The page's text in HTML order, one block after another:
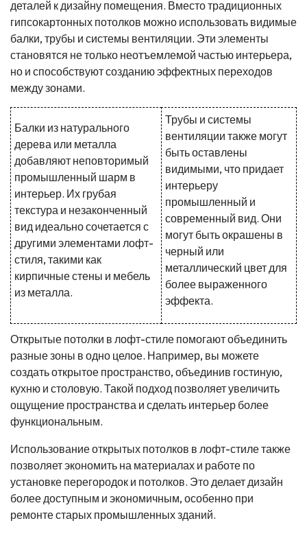
деталей к дизайну помещения. Вместо традиционных
гипсокартонных потолков можно использовать видимые
балки, трубы и системы вентиляции. Эти элементы
становятся не только неотъемлемой частью интерьера,
но и способствуют созданию эффектных переходов
между зонами.
Балки из натурального
дерева или металла
добавляют неповторимый
промышленный шарм в
интерьер. Их грубая
текстура и незаконченный
вид идеально сочетается с
другими элементами лофт-
стиля, такими как
кирпичные стены и мебель
из металла.
Трубы и системы
вентиляции также могут
быть оставлены
видимыми, что придает
интерьеру
промышленный и
современный вид. Они
могут быть окрашены в
черный или
металлический цвет для
более выраженного
эффекта.
Открытые потолки в лофт-стиле помогают объединить
разные зоны в одно целое. Например, вы можете
создать открытое пространство, объединив гостиную,
кухню и столовую. Такой подход позволяет увеличить
ощущение пространства и сделать интерьер более
функциональным.
Использование открытых потолков в лофт-стиле также
позволяет экономить на материалах и работе по
установке перегородок и потолков. Это делает дизайн
более доступным и экономичным, особенно при
ремонте старых промышленных зданий.